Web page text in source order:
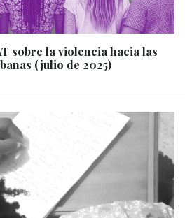
sobre la violencia hacia las
(julio de 2025)